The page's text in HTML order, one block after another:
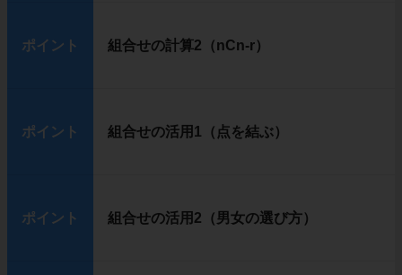
ポイント 組合せの計算2（nCn-r）
ポイント 組合せの活用1（点を結ぶ）
ポイント 組合せの活用2（男女の選び方）